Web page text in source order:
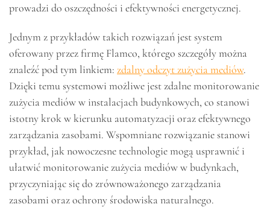
prowadzi do oszczędności i efektywności energetycznej.
Jednym z przykładów takich rozwiązań jest system
oferowany przez firmę Flamco, którego szczegóły można
znaleźć pod tym linkiem: zdalny odczyt zużycia mediów.
Dzięki temu systemowi możliwe jest zdalne monitorowanie
zużycia mediów w instalacjach budynkowych, co stanowi
istotny krok w kierunku automatyzacji oraz efektywnego
zarządzania zasobami. Wspomniane rozwiązanie stanowi
przykład, jak nowoczesne technologie mogą usprawnić i
ułatwić monitorowanie zużycia mediów w budynkach,
przyczyniając się do zrównoważonego zarządzania
zasobami oraz ochrony środowiska naturalnego.